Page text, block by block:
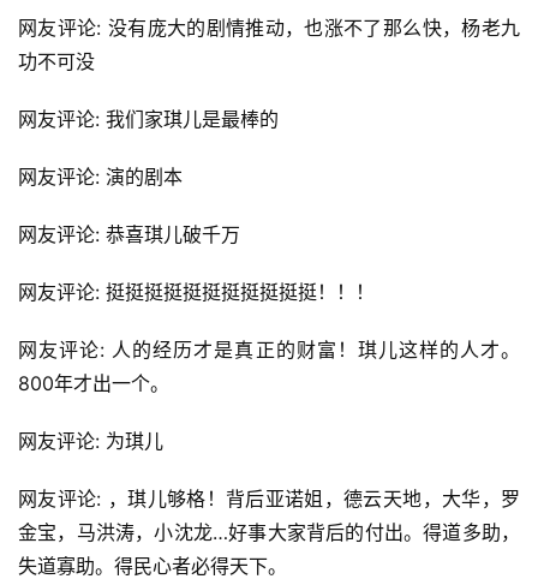
网友评论: 没有庞大的剧情推动，也涨不了那么快，杨老九
功不可没
网友评论: 我们家琪儿是最棒的
网友评论: 演的剧本
网友评论: 恭喜琪儿破千万
网友评论: 挺挺挺挺挺挺挺挺挺挺挺！！！
网友评论: 人的经历才是真正的财富！琪儿这样的人才。
800年才出一个。
网友评论: 为琪儿
网友评论: ，琪儿够格！背后亚诺姐，德云天地，大华，罗
金宝，马洪涛，小沈龙…好事大家背后的付出。得道多助，
失道寡助。得民心者必得天下。